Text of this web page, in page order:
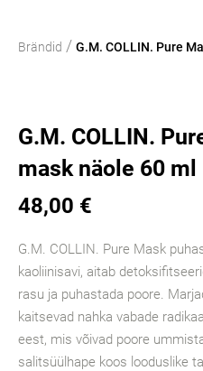
Brändid / G.M. COLLIN. Pure
G.M. COLLIN.
mask näole 60 ml
48,00 €
G.M. COLLIN. Pure Mask
kaoliinisavi, aitab
rasu ja puhastada poore.
kaitsevad nahka vabade
eest, mis võivad poore
salitsüülhape koos looduslike